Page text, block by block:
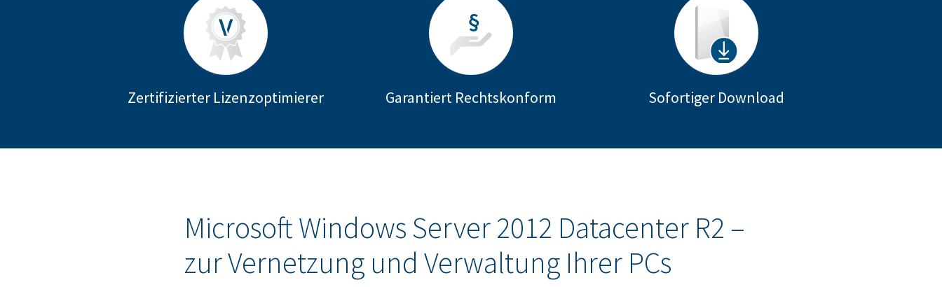
Zertifizierter Lizenzoptimierer Garantiert Rechtskonform Sofortiger Download
Microsoft Windows Server 2012 Datacenter R2 –
zur Vernetzung und Verwaltung Ihrer PCs